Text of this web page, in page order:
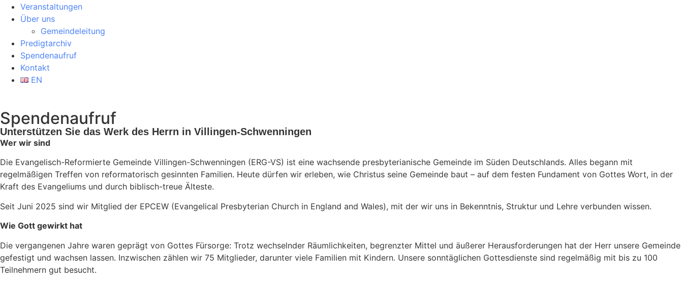
Veranstaltungen
Über uns
Gemeindeleitung
Predigtarchiv
Spendenaufruf
Kontakt
EN
Spendenaufruf
Unterstützen Sie das Werk des Herrn in Villingen-Schwenningen
Wer wir sind
Die Evangelisch-Reformierte Gemeinde Villingen-Schwenningen (ERG-VS) ist eine wachsende presbyterianische Gemeinde im Süden Deutschlands. Alles begann mit
regelmäßigen Treffen von reformatorisch gesinnten Familien. Heute dürfen wir erleben, wie Christus seine Gemeinde baut – auf dem festen Fundament von Gottes Wort, in der
Kraft des Evangeliums und durch biblisch-treue Älteste.
Seit Juni 2025 sind wir Mitglied der EPCEW (Evangelical Presbyterian Church in England and Wales), mit der wir uns in Bekenntnis, Struktur und Lehre verbunden wissen.
Wie Gott gewirkt hat
Die vergangenen Jahre waren geprägt von Gottes Fürsorge: Trotz wechselnder Räumlichkeiten, begrenzter Mittel und äußerer Herausforderungen hat der Herr unsere Gemeinde
gefestigt und wachsen lassen. Inzwischen zählen wir 75 Mitglieder, darunter viele Familien mit Kindern. Unsere sonntäglichen Gottesdienste sind regelmäßig mit bis zu 100
Teilnehmern gut besucht.